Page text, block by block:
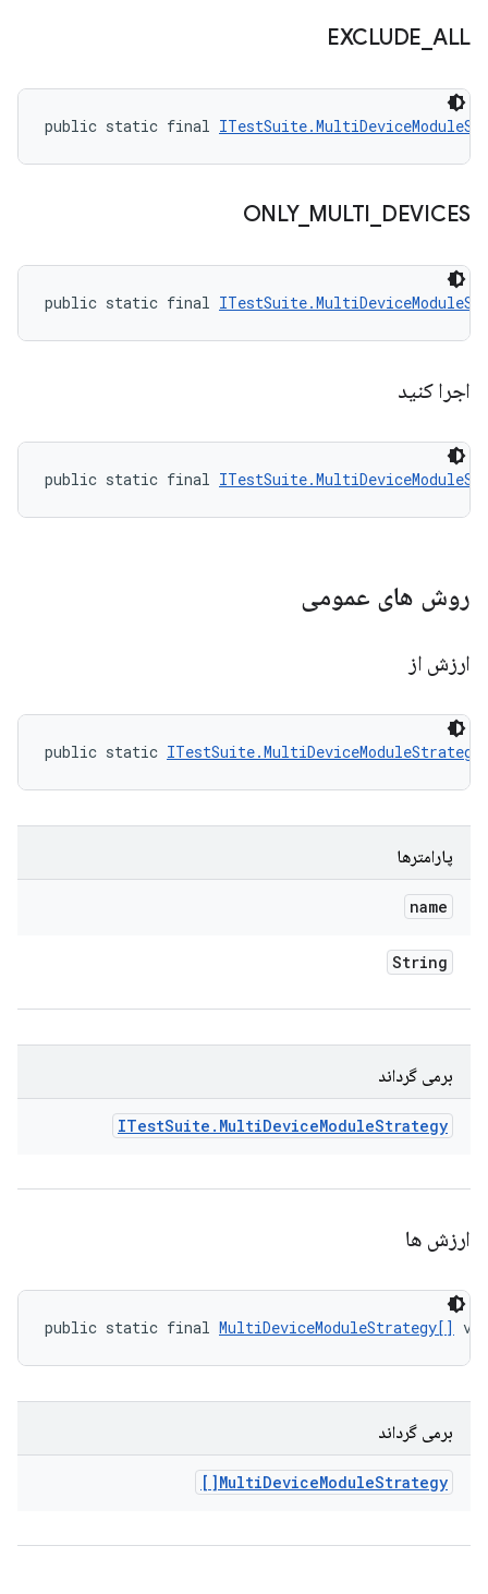
EXCLUDE ALL
public static final
ONLY_ MULTI DEVICES
public static final
اجرا کنید
public static final
روش های عمومی
ارزش از
public static ITestSuite.MultiDeviceModuleStrategy
پارامترها
name
String
برمی گرداند
ITestSuite . MultiDeviceModuleStrategy
ارزش ها
public static final MultiDeviceModuleStrategy[]
برمی گرداند
MultiDeviceModuleStrategy[]